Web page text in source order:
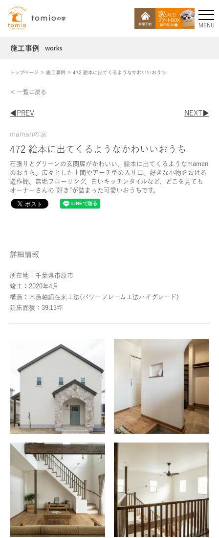
MENU
施工事例 works
トップページ 施工事例 472 絵本に出てくるようなかわいいおうち
＜ 一覧に戻る
◀︎PREV NEXT▶︎
mamanの家
472 絵本に出てくるようなかわいいおうち
石張りとグリーンの玄関扉がかわいい、絵本に出てくるようなmaman
のおうち。広々とした土間やアーチ型の入り口、好きな小物をおける
造作棚、無垢フローリング、白いキッチンタイルなど、どこを見ても
オーナーさんの"好き”が詰まった可愛いおうちです。
詳細情報
所在地：千葉県市原市
竣工：2020年4月
構造：木造軸組在来工法(パワーフレーム工法ハイグレード)
延床面積：39.13坪